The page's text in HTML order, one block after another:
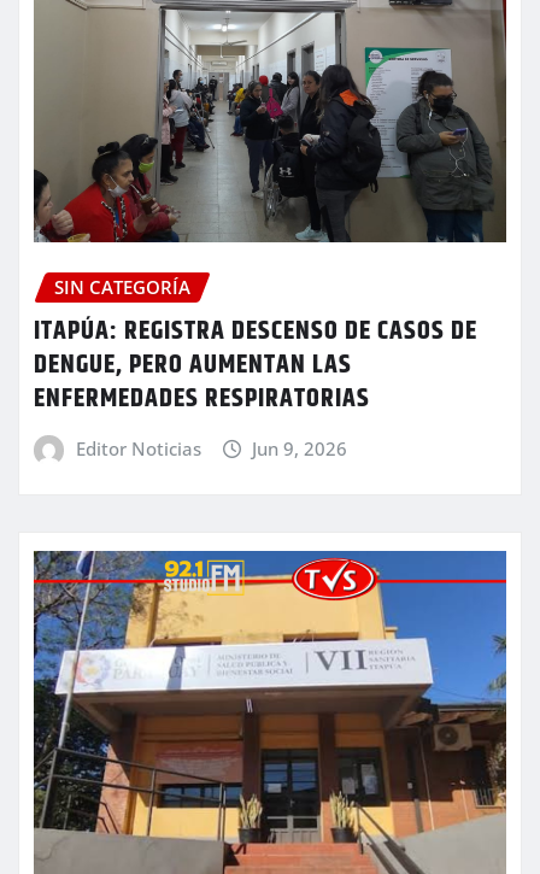
SIN CATEGORÍA
ITAPÚA: REGISTRA DESCENSO DE CASOS DE
DENGUE, PERO AUMENTAN LAS
ENFERMEDADES RESPIRATORIAS
Editor Noticias Jun 9, 2026